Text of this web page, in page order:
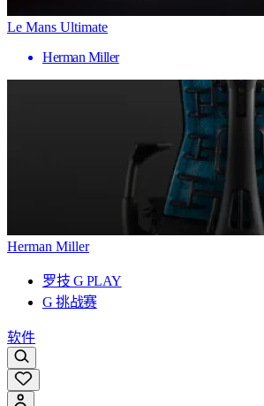
Le Mans Ultimate
Herman Miller
Herman Miller
罗技 G PLAY
G 挑战赛
软件